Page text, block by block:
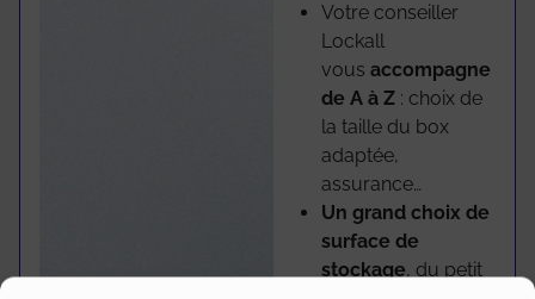
Votre conseiller
Lockall
vousaccompagne
de A à Z : choix de
la taille du box
adaptée,
assurance…
Un grand choix de
surface de
stockage, du petit